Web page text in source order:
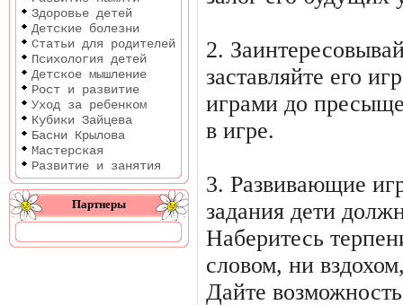
Здоровье детей
Детские болезни
Статьи для родителей
Психология детей
Детское мышление
Рост и развитие
Уход за ребенком
Кубики Зайцева
Басни Крылова
Мастерская
Развитие и занятия
Партнеры
2.
заставляйте его
играми до
в игре.
3. Развивающие
задания дети
Наберитесь
словом, ни
Дайте